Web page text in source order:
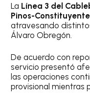
La Línea 3 del
Pinos-
atravesando
Álvaro Obregón.
De acuerdo con
servicio presentó
las operaciones
provisional mientras